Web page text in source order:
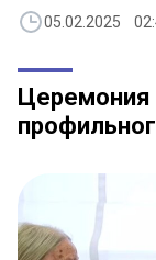
05.02.2025
Церемония